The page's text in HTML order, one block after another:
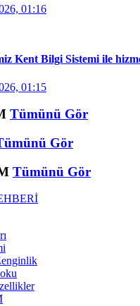
01:16
Kent Bilgi Sistemi ile
01:15
Tümünü Gör
Gör
Tümünü Gör